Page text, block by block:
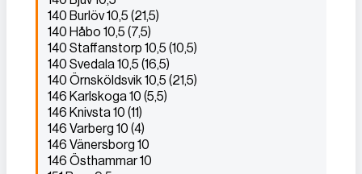
140 Burlöv 10,5 (21,5)
140 Håbo 10,5 (7,5)
140 Staffanstorp 10,5 (10,5)
140 Svedala 10,5 (16,5)
140 Örnsköldsvik 10,5 (21,5)
146 Karlskoga 10 (5,5)
146 Knivsta 10 (11)
146 Varberg 10 (4)
146 Vänersborg 10
146 Östhammar 10